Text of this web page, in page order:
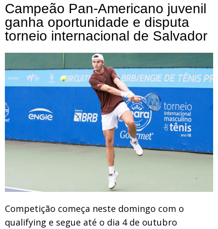
Campeão Pan-Americano juvenil
ganha oportunidade e disputa
torneio internacional de Salvador
Competição começa neste domingo com o
qualifying e segue até o dia 4 de outubro